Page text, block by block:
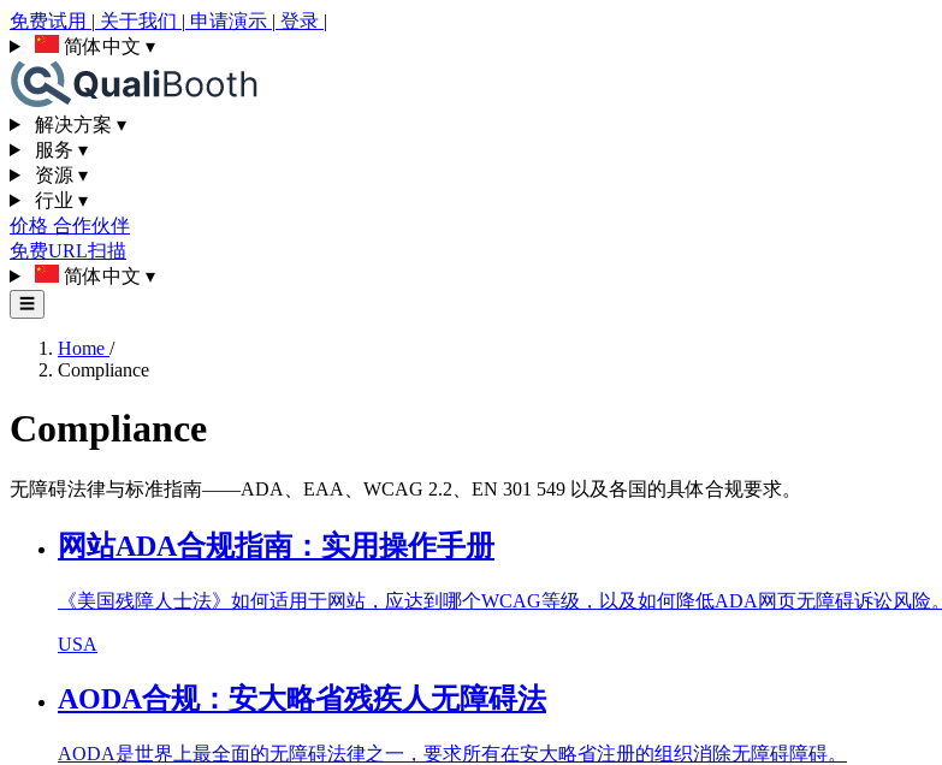
免费试用 | 关于我们 | 申请演示 | 登录 |
简体中文 ▾
解决方案 ▾
服务 ▾
资源 ▾
行业 ▾
价格 合作伙伴
免费URL扫描
简体中文 ▾
☰
Home /
Compliance
Compliance
无障碍法律与标准指南——ADA、EAA、WCAG 2.2、EN 301 549 以及各国的具体合规要求。
网站ADA合规指南：实用操作手册
《美国残障人士法》如何适用于网站，应达到哪个WCAG等级，以及如何降低ADA网页无障碍诉讼风险。
USA
AODA合规：安大略省残疾人无障碍法
AODA是世界上最全面的无障碍法律之一，要求所有在安大略省注册的组织消除无障碍障碍。